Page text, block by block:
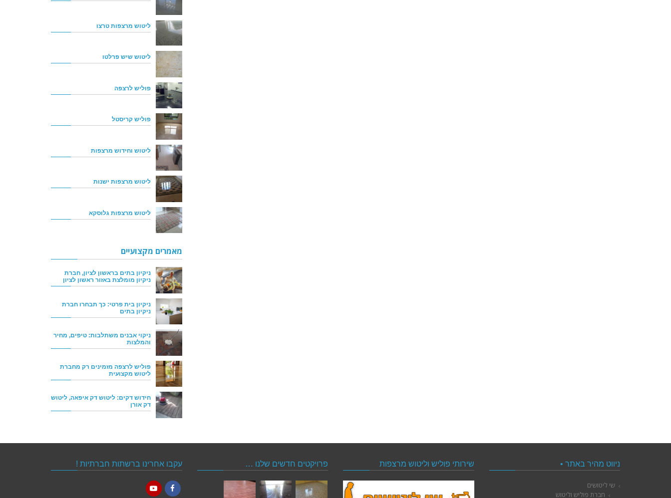
ליטוש מרצפות טרצו
ליטוש שיש פרלטו
פוליש לרצפה
פוליש קריסטל
ליטוש וחידוש מרצפות
ליטוש מרצפות ישנות
ליטוש מרצפות גלוסקא
מאמרים מקצועיים
ניקיון בתים בראשון לציון, חברת
ניקיון מומלצת באזור ראשון לציון
ניקיון בית פרטי: כך תבחרו חברת
ניקיון בתים
ניקוי אבנים משתלבות: טיפים, מחיר
והמלצות
פוליש לרצפה מזמינים רק מחברת
ליטוש מקצועית
חידוש דקים: ליטוש דק איפאה, ליטוש
דק אורן
ניווט מהיר באתר •
שי ליטושים
חברת פוליש וליטוש
שירותי פוליש וליטוש מרצפות פרויקטים חדשים שלנו … עקבו אחרינו ברשתות חברתיות !